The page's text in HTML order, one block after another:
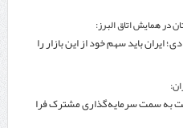
در همایش اتاق البرز:
باید سهم خود از این بازار را
به سمت سرمایه‌گذاری مشترک فرا